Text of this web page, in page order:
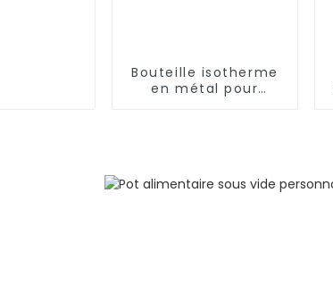
Bouteille isotherme
en métal pour